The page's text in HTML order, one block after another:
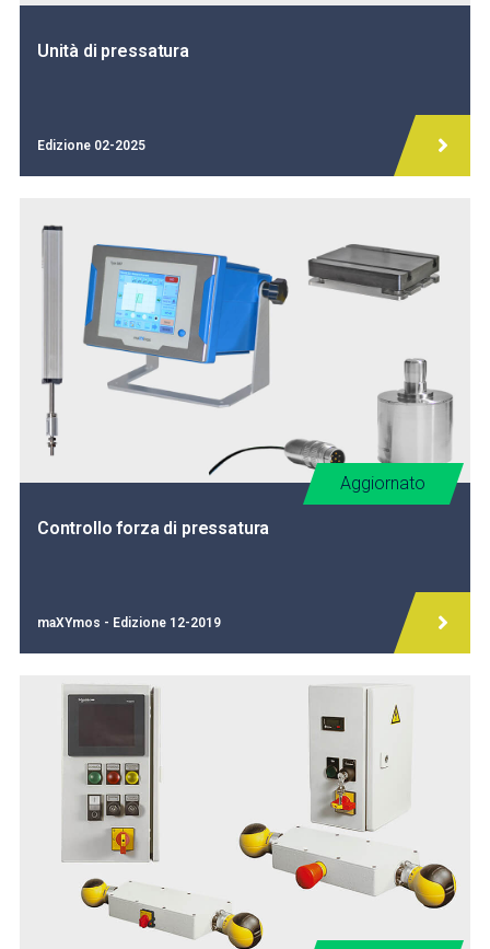
Unità di pressatura
Edizione 02-2025
Controllo forza di pressatura
Aggiornato
maXYmos - Edizione 12-2019